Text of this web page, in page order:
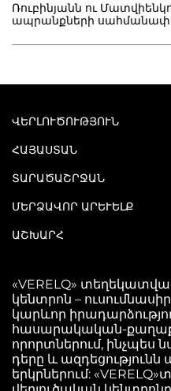
Ռուբինյանն ու
ապրանքների
ՎԵՐԼՈՒԾՈՒԹՅՈՒՆ
ՀԱՅԱՍՏԱՆ
ՏԱՐԱԾԱՇՐՋԱՆ
ՄԵՐՁԱՎՈՐ ԱՐԵՒԵԼՔ
ԱՇԽԱՐՀ
«VERELQ»
կենտրոն –
կարևոր
հասարակական-
որորտներում, ինչպես
դերը և
երկրներում: